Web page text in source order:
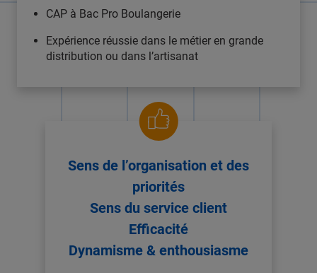
CAP à Bac Pro Boulangerie
Expérience réussie dans le métier en grande
distribution ou dans l’artisanat
Sens de l’organisation et des
priorités
Sens du service client
Efficacité
Dynamisme & enthousiasme